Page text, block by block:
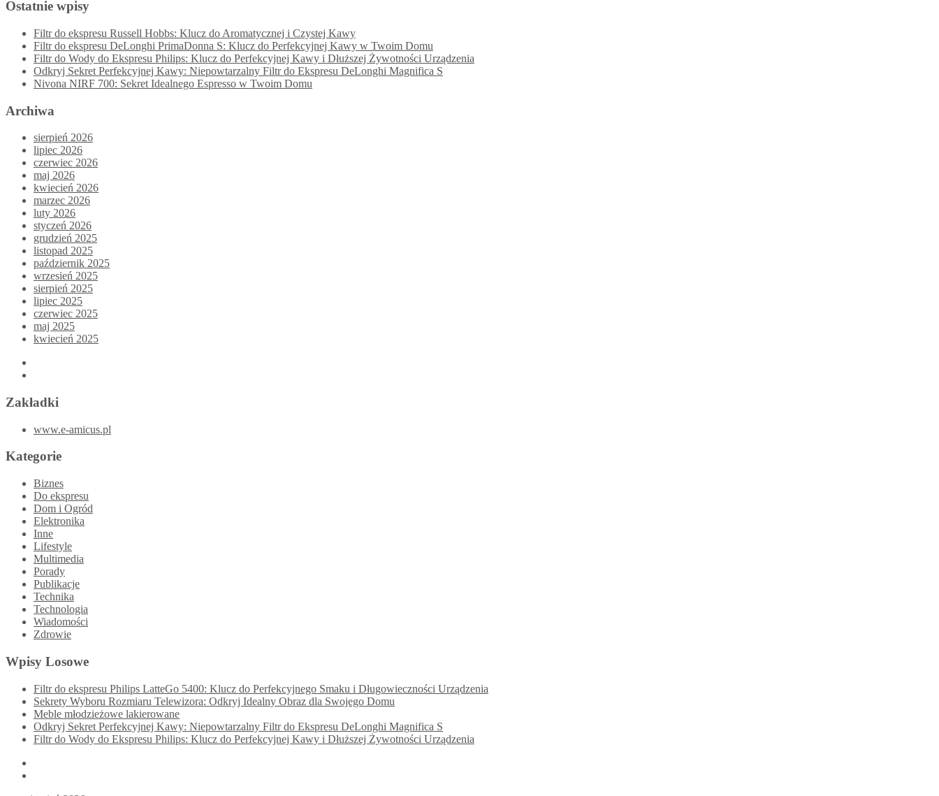
Ostatnie wpisy
Filtr do ekspresu Russell Hobbs: Klucz do Aromatycznej i Czystej Kawy
Filtr do ekspresu DeLonghi PrimaDonna S: Klucz do Perfekcyjnej Kawy w Twoim Domu
Filtr do Wody do Ekspresu Philips: Klucz do Perfekcyjnej Kawy i Dłuższej Żywotności Urządzenia
Odkryj Sekret Perfekcyjnej Kawy: Niepowtarzalny Filtr do Ekspresu DeLonghi Magnifica S
Nivona NIRF 700: Sekret Idealnego Espresso w Twoim Domu
Archiwa
sierpień 2026
lipiec 2026
czerwiec 2026
maj 2026
kwiecień 2026
marzec 2026
luty 2026
styczeń 2026
grudzień 2025
listopad 2025
październik 2025
wrzesień 2025
sierpień 2025
lipiec 2025
czerwiec 2025
maj 2025
kwiecień 2025
Zakładki
www.e-amicus.pl
Kategorie
Biznes
Do ekspresu
Dom i Ogród
Elektronika
Inne
Lifestyle
Multimedia
Porady
Publikacje
Technika
Technologia
Wiadomości
Zdrowie
Wpisy Losowe
Filtr do ekspresu Philips LatteGo 5400: Klucz do Perfekcyjnego Smaku i Długowieczności Urządzenia
Sekrety Wyboru Rozmiaru Telewizora: Odkryj Idealny Obraz dla Swojego Domu
Meble młodzieżowe lakierowane
Odkryj Sekret Perfekcyjnej Kawy: Niepowtarzalny Filtr do Ekspresu DeLonghi Magnifica S
Filtr do Wody do Ekspresu Philips: Klucz do Perfekcyjnej Kawy i Dłuższej Żywotności Urządzenia